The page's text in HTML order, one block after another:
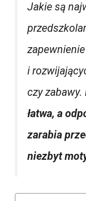
Jakie są
i
czy zabawy.
łatwa, a
zarabia
niezbyt